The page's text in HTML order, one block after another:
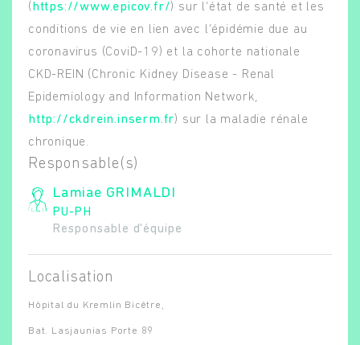
(https://www.epicov.fr/) sur l’état de santé et les
conditions de vie en lien avec l’épidémie due au
coronavirus (CoviD-19) et la cohorte nationale
CKD-REIN (Chronic Kidney Disease - Renal
Epidemiology and Information Network,
http://ckdrein.inserm.fr) sur la maladie rénale
chronique.
Responsable(s)
Lamiae GRIMALDI
PU-PH
Responsable d'équipe
Localisation
Hôpital du Kremlin Bicêtre,
Bat. Lasjaunias Porte 89